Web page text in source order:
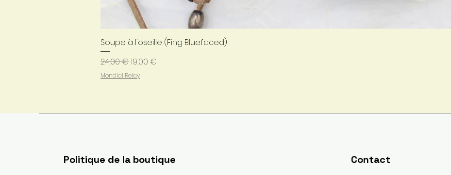
Soupe à l'oseille (Fing Bluefaced)
Prix original
24,00 €Prix promotionnel
19,00 €
Mondial Relay
Politique de la boutique Contact